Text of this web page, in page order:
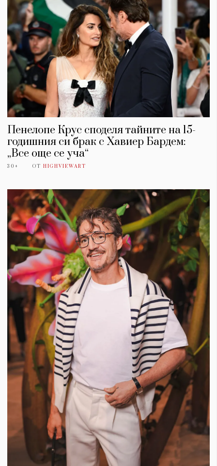
Пенелопе Крус споделя тайните на 15-
годишния си брак с Хавиер Бардем:
„Все още се уча“
30+ ОТ HIGHVIEWART